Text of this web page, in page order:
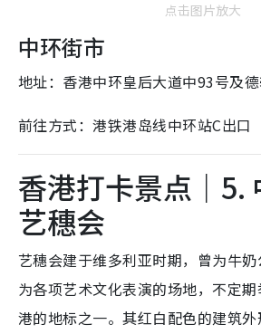
点击图片放大
中环街市
地址：香港中环皇后大道中93号及
前往方式：港铁港岛线中环站C出口
香港打卡景点｜5.
艺穗会
艺穗会建于维多利亚时期，曾为牛
为各项艺术文化表演的场地，不定
港的地标之一。其红白配色的建筑